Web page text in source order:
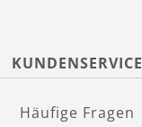
KUNDENSERVICE
Häufige Fragen